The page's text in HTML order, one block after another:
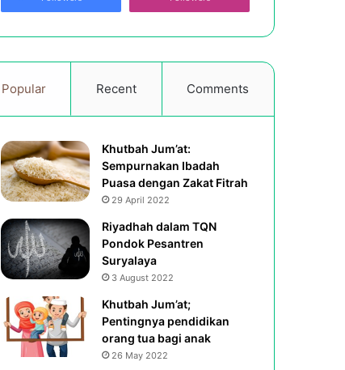
Popular Recent Comments
Khutbah Jum’at:
Sempurnakan Ibadah
Puasa dengan Zakat Fitrah
29 April 2022
Riyadhah dalam TQN
Pondok Pesantren
Suryalaya
3 August 2022
Khutbah Jum’at;
Pentingnya pendidikan
orang tua bagi anak
26 May 2022